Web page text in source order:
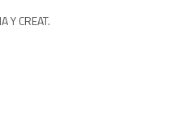
Y CREAT.